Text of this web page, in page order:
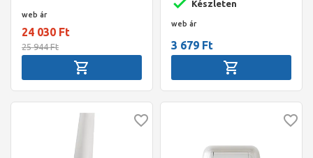
web ár
24 030 Ft
25 944 Ft
Készleten
web ár
3 679 Ft